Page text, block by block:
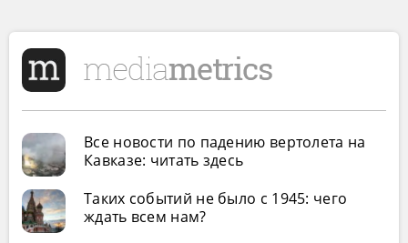
Все новости по падению вертолета на
Кавказе: читать здесь
Таких событий не было с 1945: чего
ждать всем нам?